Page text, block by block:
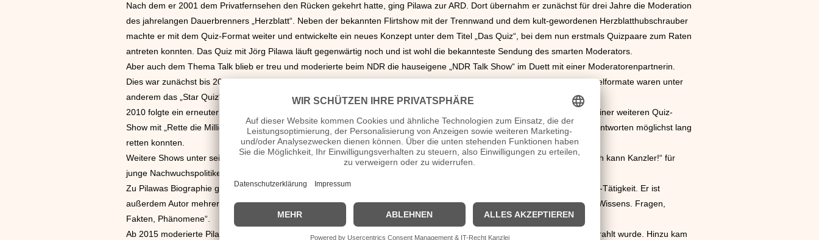
Nach dem er 2001 dem Privatfernsehen den Rücken gekehrt hatte, ging Pilawa zur ARD. Dort übernahm er zunächst für drei Jahre die Moderation
des jahrelangen Dauerbrenners „Herzblatt“. Neben der bekannten Flirtshow mit der Trennwand und dem kult-gewordenen Herzblatthubschrauber
machte er mit dem Quiz-Format weiter und entwickelte ein neues Konzept unter dem Titel „Das Quiz“, bei dem nun erstmals Quizpaare zum Raten
antreten konnten. Das Quiz mit Jörg Pilawa läuft gegenwärtig noch und ist wohl die bekannteste Sendung des smarten Moderators.
Aber auch dem Thema Talk blieb er treu und moderierte beim NDR die hauseigene „NDR Talk Show“ im Duett mit einer Moderatorenpartnerin.
Dies war zunächst bis 2002 Alida Gundlach und danach bis zu seinem eigenen Ausstieg 2007Julia Westlake. Weitere Einzelformate waren unter
anderem das „Star Quiz“, „PISA – der Ländertest“ sowie „Frag doch mal die Maus“.
2010 folgte ein erneuter Senderwechsel. Seitdem arbeitet Pilawa beim ZDF. Dort erarbeitete Jörg Pilawa das TV-Konzept einer weiteren Quiz-
Show mit „Rette die Million“, bei der die Kandidaten die Gewinnsumme durch Teilen der Gesamtsumme auf verschiedene Antworten möglichst lang
retten konnten.
Weitere Shows unter seiner Moderation sind unter anderem „Der Super-Champion“ und die politische Casting-Sendung „Ich kann Kanzler!“ für
junge Nachwuchspolitiker.
Zu Pilawas Biographie gehören auch mehrere Auszeichnungen, beispielsweise die „Goldene Kamera“ für seine mediale TV-Tätigkeit. Er ist
außerdem Autor mehrerer Bücher. Seine neueste Veröffentlichung erschien2011unter dem Titel „Pilawas ganze Welt des Wissens. Fragen,
Fakten, Phänomene“.
Ab 2015 moderierte Pilawa, die bis heute im ARD ausgestrahlte Fernsehsendung "das Quizduell", die
zuletzt ausgestrahlt wurde. Hinzu kam